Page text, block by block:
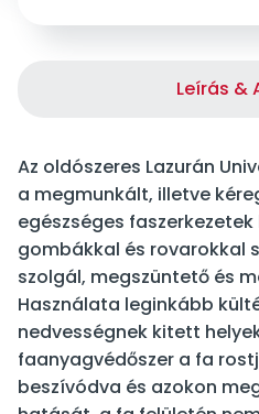
Leírás &
Az oldószeres Lazurán
a megmunkált, illetve
egészséges
gombákkal és rovarokkal
szolgál, megszüntető és
Használata leginkább
nedvességnek kitett
faanyagvédőszer a fa
beszívódva és azokon